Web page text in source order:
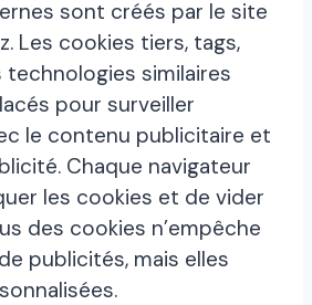
sont créés par le site
Les cookies tiers, tags,
similaires
pour surveiller
le contenu publicitaire et
Chaque navigateur
les cookies et de vider
des cookies n’empêche
publicités, mais elles